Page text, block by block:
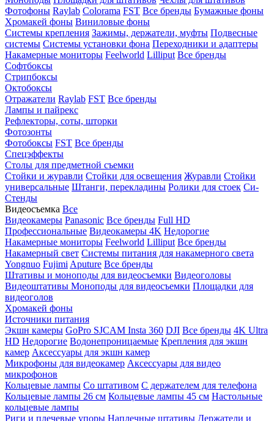
Фотофоны Raylab Colorama FST Все бренды Бумажные фоны
Хромакей фоны Виниловые фоны
Системы крепления Зажимы, держатели, муфты Подвесные
системы Системы установки фона Переходники и адаптеры
Накамерные мониторы Feelworld Lilliput Все бренды
Софтбоксы
Стрипбоксы
Октобоксы
Отражатели Raylab FST Все бренды
Лампы и пайрекс
Рефлекторы, соты, шторки
Фотозонты
Фотобоксы FST Все бренды
Спецэффекты
Столы для предметной съемки
Стойки и журавли Стойки для освещения Журавли Стойки
универсальные Штанги, перекладины Ролики для стоек Си-
Стенды
Видеосъемка Все
Видеокамеры Panasonic Все бренды Full HD
Профессиональные Видеокамеры 4K Недорогие
Накамерные мониторы Feelworld Lilliput Все бренды
Накамерный свет Системы питания для накамерного света
Yongnuo Fujimi Aputure Все бренды
Штативы и моноподы для видеосъемки Видеоголовы
Видеоштативы Моноподы для видеосъемки Площадки для
видеоголов
Хромакей фоны
Источники питания
Экшн камеры GoPro SJCAM Insta 360 DJI Все бренды 4K Ultra
HD Недорогие Водонепроницаемые Крепления для экшн
камер Аксессуары для экшн камер
Микрофоны для видеокамер Аксессуары для видео
микрофонов
Кольцевые лампы Со штативом C держателем для телефона
Кольцевые лампы 26 см Кольцевые лампы 45 см Настольные
кольцевые лампы
Риги и плечевые упоры Наплечные штативы Держатели и